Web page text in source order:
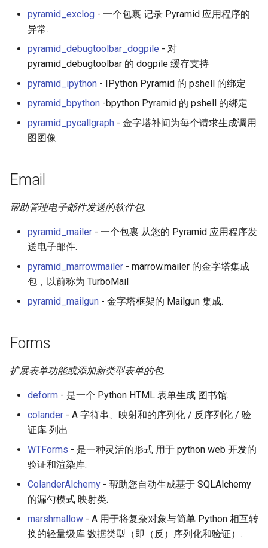
Healthcare
Magento 2
TikZ
Ad-Free
Esolangs
Prometheus
Homematic
Ledger
Diversity
开源支持者
设计原则
Visual Regression Testing
Theravada
inspectIT
开源项目维护者
pyramid_exclog - 一个包裹 记录 Pyramid 应用程序的
异常.
pyramid_debugtoolbar_dogpile - 对
pyramid_debugtoolbar 的 dogpile 缓存支持
pyramid_ipython - IPython Pyramid 的 pshell 的绑定
pyramid_bpython -bpython Pyramid 的 pshell 的绑定
pyramid_pycallgraph - 金字塔补间为每个请求生成调用
图图像
Email
帮助管理电子邮件发送的软件包.
pyramid_mailer - 一个包裹 从您的 Pyramid 应用程序发
送电子邮件.
pyramid_marrowmailer - marrow.mailer 的金字塔集成
包，以前称为 TurboMail
pyramid_mailgun - 金字塔框架的 Mailgun 集成.
Forms
扩展表单功能或添加新类型表单的包.
deform - 是一个 Python HTML 表单生成 图书馆.
colander - A 字符串、映射和的序列化 / 反序列化 / 验
证库 列出.
WTForms - 是一种灵活的形式 用于 python web 开发的
验证和渲染库.
ColanderAlchemy - 帮助您自动生成基于 SQLAlchemy
的漏勺模式 映射类.
marshmallow - A 用于将复杂对象与简单 Python 相互转
换的轻量级库 数据类型（即（反）序列化和验证）.